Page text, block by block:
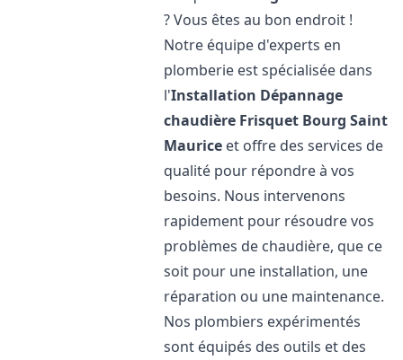
? Vous êtes au bon endroit !
Notre équipe d'experts en
plomberie est spécialisée dans
l'Installation Dépannage
chaudière Frisquet Bourg Saint
Maurice et offre des services de
qualité pour répondre à vos
besoins. Nous intervenons
rapidement pour résoudre vos
problèmes de chaudière, que ce
soit pour une installation, une
réparation ou une maintenance.
Nos plombiers expérimentés
sont équipés des outils et des